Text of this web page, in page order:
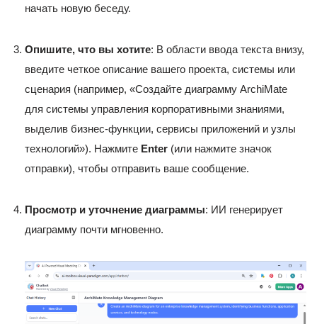
начать новую беседу.
Опишите, что вы хотите: В области ввода текста внизу,
введите четкое описание вашего проекта, системы или
сценария (например, «Создайте диаграмму ArchiMate
для системы управления корпоративными знаниями,
выделив бизнес-функции, сервисы приложений и узлы
технологий»). Нажмите Enter (или нажмите значок
отправки), чтобы отправить ваше сообщение.
Просмотр и уточнение диаграммы: ИИ генерирует
диаграмму почти мгновенно.